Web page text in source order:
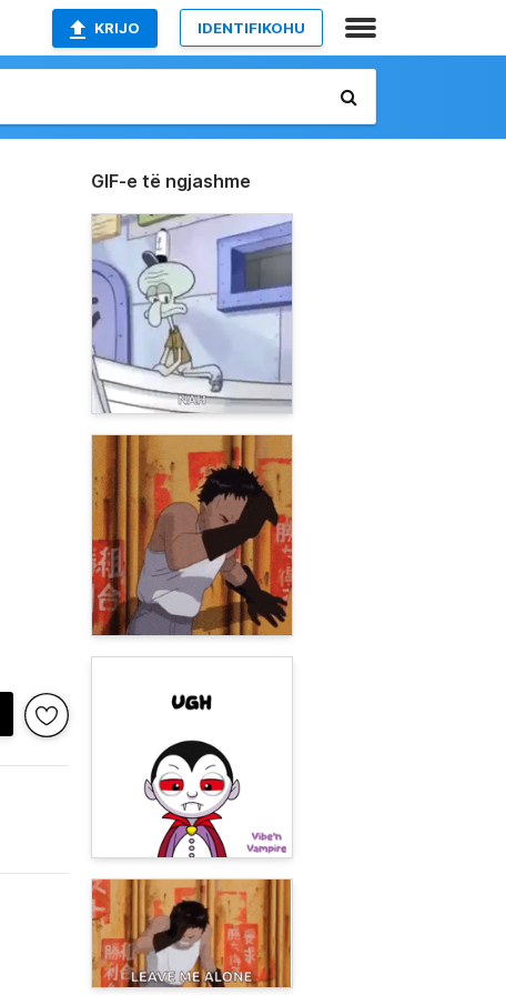
KRIJO IDENTIFIKOHU
GIF-e të ngjashme